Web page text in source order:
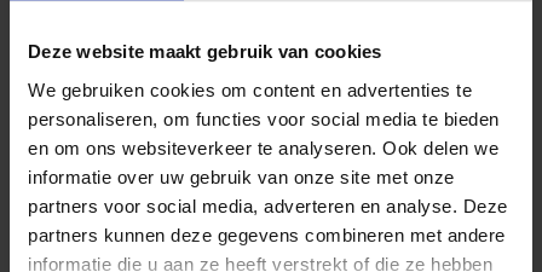
Deze website maakt gebruik van cookies
We gebruiken cookies om content en advertenties te
personaliseren, om functies voor social media te bieden
en om ons websiteverkeer te analyseren. Ook delen we
informatie over uw gebruik van onze site met onze
partners voor social media, adverteren en analyse. Deze
partners kunnen deze gegevens combineren met andere
informatie die u aan ze heeft verstrekt of die ze hebben
Amsterdam en een duurzame warmtekussen van
stoov.
Op naar Net Zero
Dura Vermeer werkt aan een groenere, betere en
duurzame toekomst. Elke dag opnieuw. Wij hebben
een kraakhelder doel. In 2030 is onze CO2-uitstoot
gehalveerd en in 2050 zelfs naar nul. Dit lukt ons